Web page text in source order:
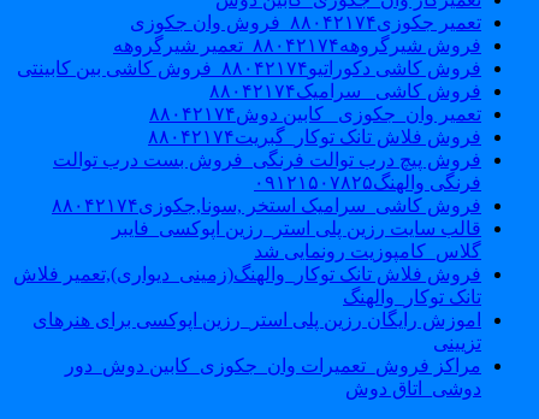
تعمیر جکوزی۸۸۰۴۲۱۷۴_فروش وان جکوزی
فروش شیرگروهه۸۸۰۴۲۱۷۴_تعمیر شیرگروهه
فروش کاشی دکوراتیو۸۸۰۴۲۱۷۴_فروش کاشی بین کابینتی
فروش کاشی _سرامیک۸۸۰۴۲۱۷۴
تعمیر وان_جکوزی_ کابین دوش۸۸۰۴۲۱۷۴
فروش فلاش تانک توکار_گبریت۸۸۰۴۲۱۷۴
فروش پیچ درب توالت فرنگی_فروش بست درب توالت
فرنگی والهنگ۰۹۱۲۱۵۰۷۸۲۵
فروش کاشی_سرامیک استخر ,سونا,جکوزی۸۸۰۴۲۱۷۴
قالب سایت رزین پلی استر_رزین اپوکسی_فایبر
گلاس_کامپوزیت رونمایی شد
فروش فلاش تانک توکار_والهنگ(زمینی_دیواری),تعمیر فلاش
تانک توکار_والهنگ
اموزش رایگان رزین پلی استر_رزین اپوکسی برای هنرهای
تزیینی
مراکز فروش_تعمیرات وان_جکوزی_کابین دوش_دور
دوشی_اتاق دوش